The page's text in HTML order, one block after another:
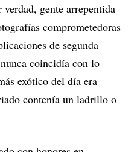
verdad, gente arrepentida
comprometedoras
de segunda
coincidía con lo
exótico del día era
contenía un ladrillo o